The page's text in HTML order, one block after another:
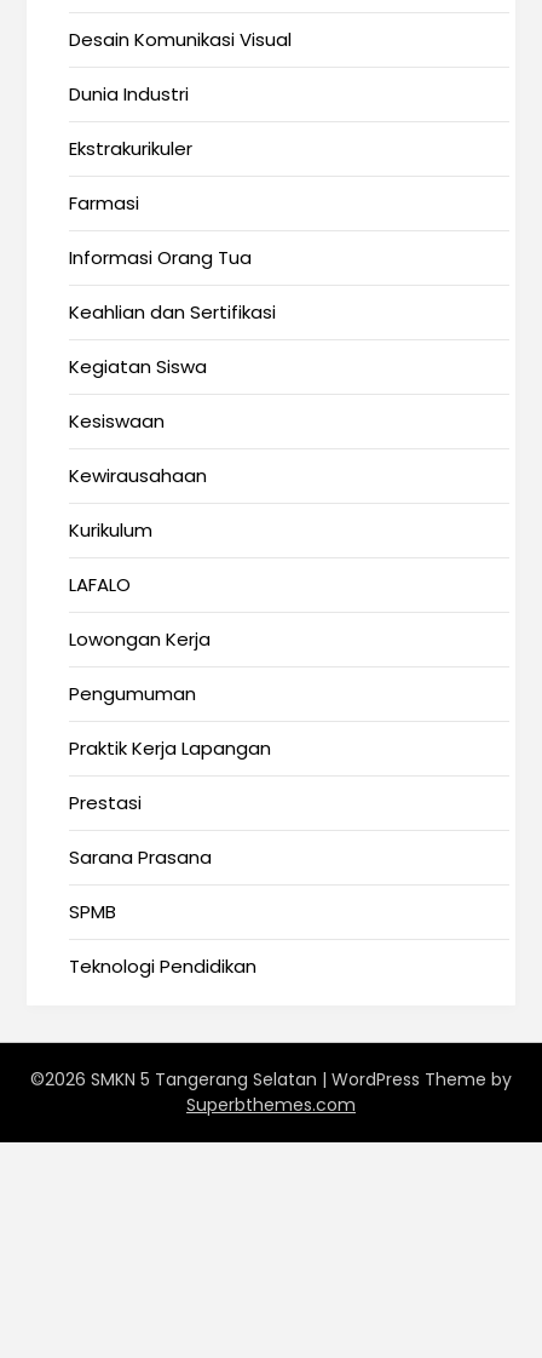
Desain Komunikasi Visual
Dunia Industri
Ekstrakurikuler
Farmasi
Informasi Orang Tua
Keahlian dan Sertifikasi
Kegiatan Siswa
Kesiswaan
Kewirausahaan
Kurikulum
LAFALO
Lowongan Kerja
Pengumuman
Praktik Kerja Lapangan
Prestasi
Sarana Prasana
SPMB
Teknologi Pendidikan
©2026 SMKN 5 Tangerang Selatan | WordPress Theme by
Superbthemes.com